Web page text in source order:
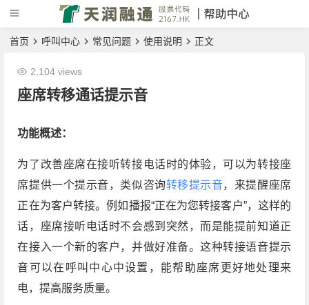
首页 呼叫中心 常见问题 使用说明 正文
座席转移通话提示音
2,104 views
功能概述：
为了改善座席在接听转接电话时的体验，可以为转接座
席提供一个提示音，类似咨询转移提示音，来提醒座席
正在为客户转接。例如播报“正在为您转接客户”，这样的
话，座席接听电话时不会感到突然，而是能提前知道正
在接入一个新的客户，并做好准备。这种转接语音提示
音可以在呼叫中心中设置，能帮助座席更好地处理来
电，提高服务质量。